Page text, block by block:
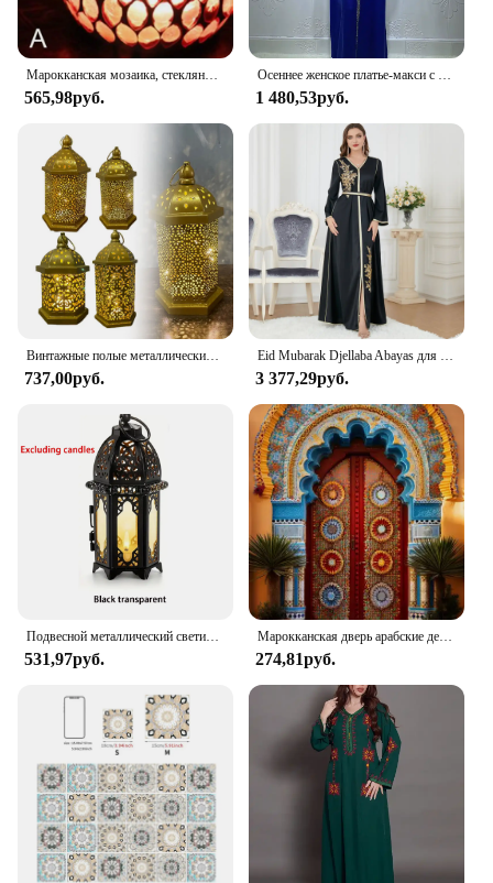
Марокканская мозаика, стеклянный подсвечник, чай, искусственный канделябр, настольный центральный элемент
565,98руб.
Осеннее женское платье-макси с блестками и длинным рукавом
1 480,53руб.
Винтажные полые металлические фонари в марокканском стиле, ночник, декоративные украшения, реквизит для создания атмосферы, маленький Настольный подсвечник-фонарик
737,00руб.
Eid Mubarak Djellaba Abayas для женщин, марокканский кафтан, праздничное платье, мусульманская Абая, Дубай, Турция, кафтан Джалабия, халат, арабское платье
3 377,29руб.
Подвесной металлический светильник в марокканском стиле, настенный держатель для чайной лампы для использования в помещении и на улице
531,97руб.
Марокканская дверь арабские декоративные картины на холсте Исламская архитектура плакаты настенные художественные принты для гостиной домашний декор
274,81руб.